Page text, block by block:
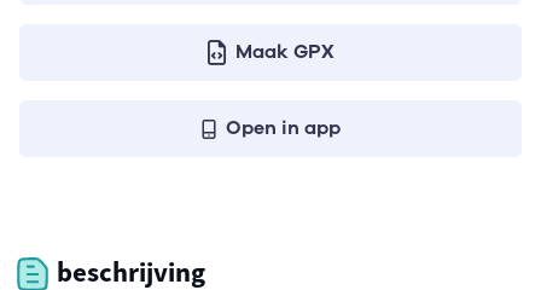
Maak GPX
Open in app
beschrijving